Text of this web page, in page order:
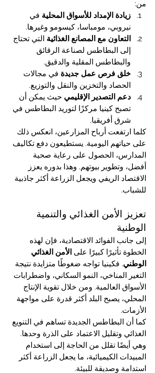
من:
زيادة الإمداد للأسواق المحلية في
نيروبي، مومباسا، كيسومو وغيرها.
التعاون مع المصانع الغذائية التي تحتاج
إلى البطاطس لصناعة الرقائق
والبطاطس المقلية والدقيق.
خلق فرص عمل جديدة في مجالات
الحصاد والتخزين والنقل والتوزيع.
دعم التصدير الإقليمي حيث يمكن أن
تصبح كينيا مركزًا لتوريد البطاطس في
شرق أفريقيا.
كلما ارتفعت أرباح المزارعين، انعكس ذلك
على حياتهم اليومية. يستطيعون دفع تكاليف
المدارس، الحصول على رعاية صحية
أفضل، وتطوير بيوتهم. وهذا بدوره يعزز
الاقتصاد الريفي ويجعل الزراعة أكثر جاذبية
للشباب.
تعزيز الأمن الغذائي والتنمية
الوطنية
إلى جانب الفوائد الاقتصادية، فإن لهذه
الخطوة تأثيرًا كبيرًا على الأمن الغذائي
الوطني. فكينيا تواجه ضغوطًا متزايدة نتيجة
التغير المناخي، النمو السكاني، واضطرابات
الأسواق العالمية. ومن خلال تقوية الإنتاج
المحلي، يصبح البلد أكثر قدرة على مواجهة
الأزمات.
كما أن البطاطس الجديدة تساهم في التنويع
الغذائي وتقليل الاعتماد على الذرة وحدها.
وهي أيضًا تقلل من الحاجة إلى استخدام
المبيدات الكيميائية، ما يجعل الزراعة أكثر
استدامة وصديقة للبيئة.